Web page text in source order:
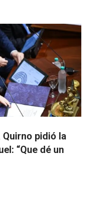
pidió la
“Que dé un